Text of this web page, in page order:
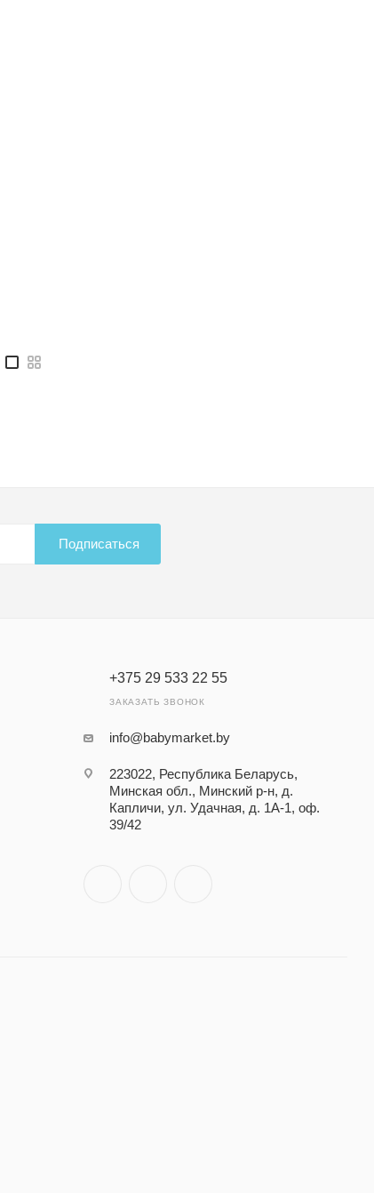
Подписаться
+375 29 533 22 55
ЗАКАЗАТЬ ЗВОНОК
info@babymarket.by
223022, Республика Беларусь,
Минская обл., Минский р-н, д.
Капличи, ул. Удачная, д. 1А-1, оф.
39/42